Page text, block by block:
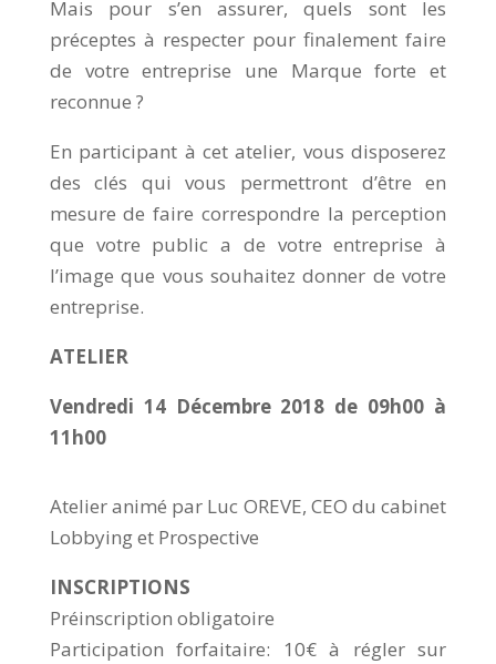
Mais pour s’en assurer, quels sont les
préceptes à respecter pour finalement faire
de votre entreprise une Marque forte et
reconnue ?
En participant à cet atelier, vous disposerez
des clés qui vous permettront d’être en
mesure de faire correspondre la perception
que votre public a de votre entreprise à
l’image que vous souhaitez donner de votre
entreprise.
ATELIER
Vendredi 14 Décembre 2018 de 09h00 à
11h00
Atelier animé par Luc OREVE, CEO du cabinet
Lobbying et Prospective
INSCRIPTIONS
Préinscription obligatoire
Participation forfaitaire: 10€ à régler sur